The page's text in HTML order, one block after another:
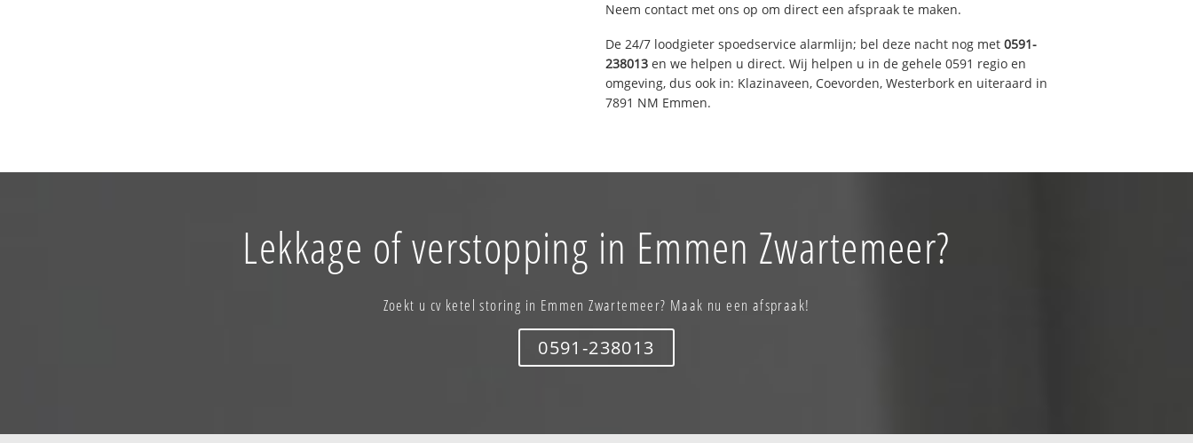
Neem contact met ons op om direct een afspraak te maken.
De 24/7 loodgieter spoedservice alarmlijn; bel deze nacht nog met 0591-
238013 en we helpen u direct. Wij helpen u in de gehele 0591 regio en
omgeving, dus ook in: Klazinaveen, Coevorden, Westerbork en uiteraard in
7891 NM Emmen.
Lekkage of verstopping in Emmen Zwartemeer?
Zoekt u cv ketel storing in Emmen Zwartemeer? Maak nu een afspraak!
0591-238013